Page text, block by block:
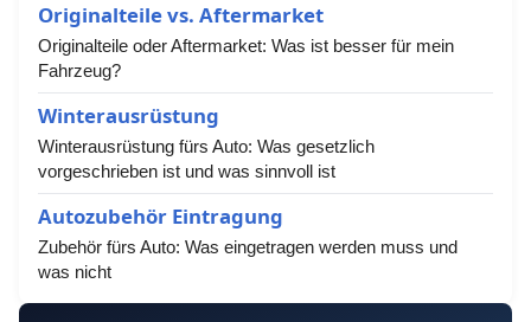
Originalteile vs. Aftermarket
Originalteile oder Aftermarket: Was ist besser für mein
Fahrzeug?
Winterausrüstung
Winterausrüstung fürs Auto: Was gesetzlich
vorgeschrieben ist und was sinnvoll ist
Autozubehör Eintragung
Zubehör fürs Auto: Was eingetragen werden muss und
was nicht